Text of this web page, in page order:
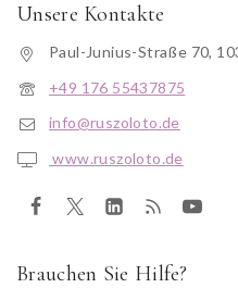
Unsere Kontakte
Paul-Junius-Straße 70,
+49 176 55437875
info@ruszoloto.de
www.ruszoloto.de
Brauchen Sie Hilfe?